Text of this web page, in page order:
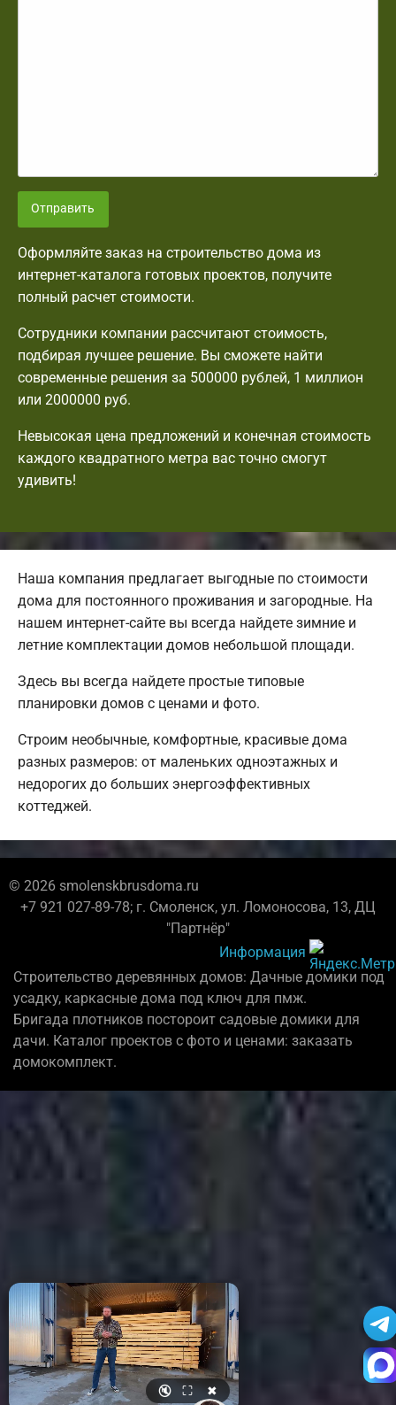
Отправить
Оформляйте заказ на строительство дома из
интернет-каталога готовых проектов, получите
полный расчет стоимости.
Сотрудники компании рассчитают стоимость,
подбирая лучшее решение. Вы сможете найти
современные решения за 500000 рублей, 1 миллион
или 2000000 руб.
Невысокая цена предложений и конечная стоимость
каждого квадратного метра вас точно смогут
удивить!
Наша компания предлагает выгодные по стоимости
дома для постоянного проживания и загородные. На
нашем интернет-сайте вы всегда найдете зимние и
летние комплектации домов небольшой площади.
Здесь вы всегда найдете простые типовые
планировки домов с ценами и фото.
Строим необычные, комфортные, красивые дома
разных размеров: от маленьких одноэтажных и
недорогих до больших энергоэффективных
коттеджей.
© 2026 smolenskbrusdoma.ru
+7 921 027-89-78; г. Смоленск, ул. Ломоносова, 13, ДЦ
"Партнёр"
Информация
Строительство деревянных домов: Дачные домики под
усадку, каркасные дома под ключ для пмж.
Бригада плотников постороит садовые домики для
дачи. Каталог проектов с фото и ценами: заказать
домокомплект.
🔇 ⛶ ✖